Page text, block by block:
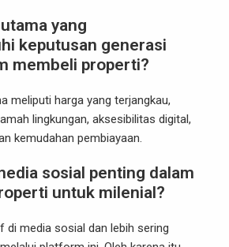
yang
keputusan generasi
membeli properti?
meliputi harga yang terjangkau,
lingkungan, aksesibilitas digital,
kemudahan pembiayaan.
sosial penting dalam
untuk milenial?
di media sosial dan lebih sering